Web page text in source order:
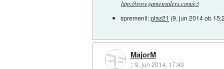
http://www.gametrailers.com/e3
spremenil:plaz21 (9. jun 2014 ob
MajorM
::9. jun 2014, 17:40